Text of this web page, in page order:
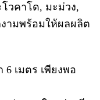
วคาโด, มะม่วง,
ามพร้อมให้ผลผลิต
เมตร เพียงพอ